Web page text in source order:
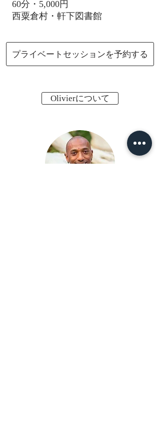
60分・5,000円
西粟倉村・軒下図書館
プライベートセッションを予約する
Olivierについて